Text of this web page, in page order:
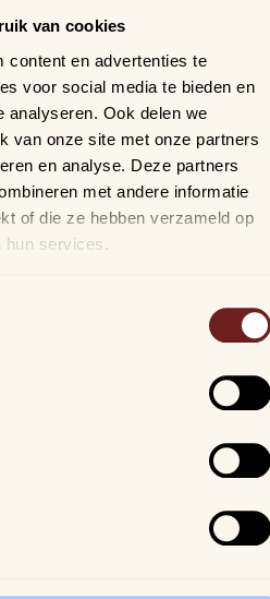
van cookies
content en advertenties te
voor social media te bieden en
analyseren. Ook delen we
van onze site met onze partners
en analyse. Deze partners
met andere informatie
of die ze hebben verzameld op
hun services.
van 10%!